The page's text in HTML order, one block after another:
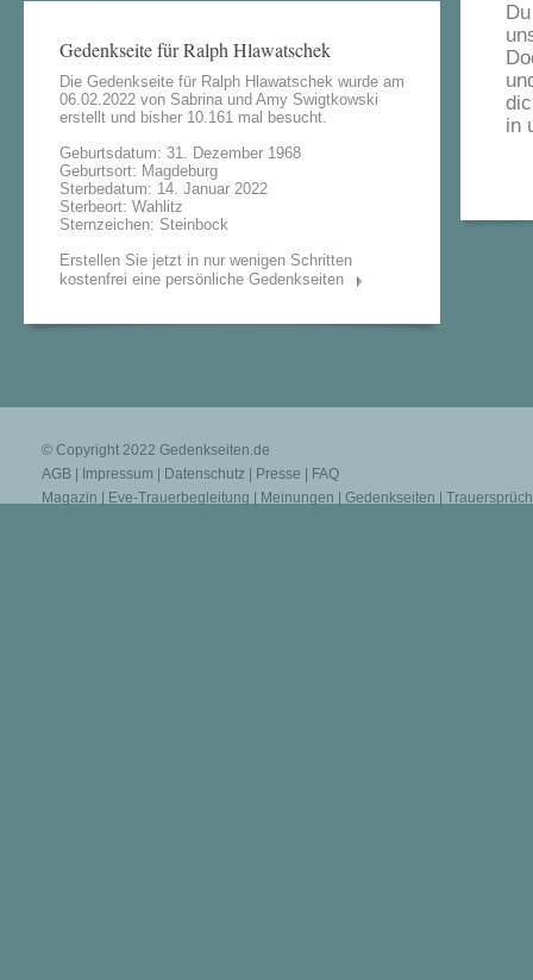
in
Gedenkseite für Ralph Hlawatschek
Die Gedenkseite für Ralph Hlawatschek wurde am
06.02.2022 von Sabrina und Amy Swigtkowski
erstellt und bisher 10.161 mal besucht.
Geburtsdatum: 31. Dezember 1968
Geburtsort: Magdeburg
Sterbedatum: 14. Januar 2022
Sterbeort: Wahlitz
Sternzeichen: Steinbock
Erstellen Sie jetzt in nur wenigen Schritten
kostenfrei eine persönliche Gedenkseiten
© Copyright 2022 Gedenkseiten.de
AGB
Impressum Datenschutz Presse
FAQ
Magazin
Eve-Trauerbegleitung Meinungen Gedenkseiten